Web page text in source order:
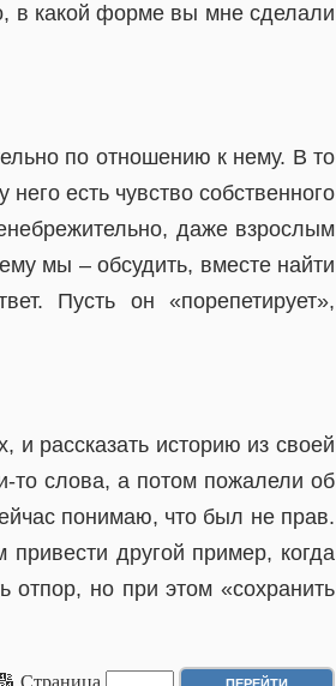
в какой форме вы мне сделали
по отношению к нему. В то
есть чувство собственного
даже взрослым
мы – обсудить, вместе найти
Пусть он «порепетирует»,
и рассказать историю из своей
то слова, а потом пожалели об
понимаю, что был не прав.
привести другой пример, когда
отпор, но при этом «сохранить
🔢 Страница